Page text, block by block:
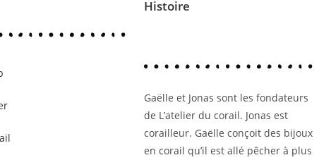
Histoire
Gaëlle et Jonas sont les fondateurs
de L’atelier du corail. Jonas est
corailleur. Gaëlle conçoit des bijoux
en corail qu’il est allé pêcher à plus